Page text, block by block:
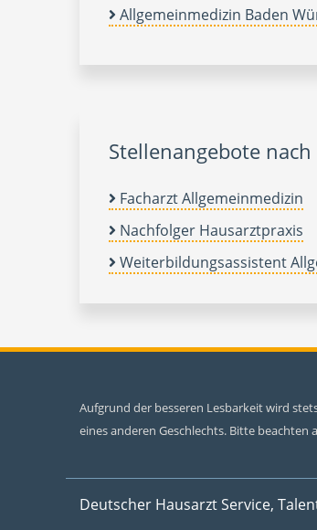
Allgemeinmedizin Baden
Stellenangebote nach
Facharzt Allgemeinmedizin
Nachfolger Hausarztpraxis
Weiterbildungsassistent
Aufgrund der besseren Lesbarkeit wird
eines anderen Geschlechts. Bitte beachten
Deutscher Hausarzt Service,